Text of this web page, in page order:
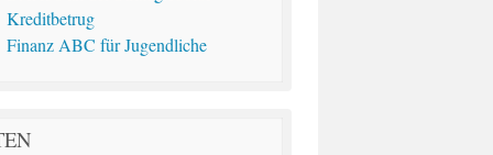
Kreditbetrug
Finanz ABC für Jugendliche